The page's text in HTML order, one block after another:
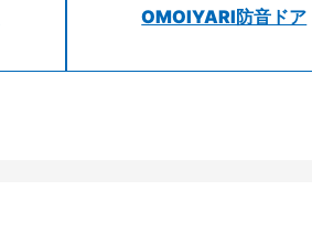
OMOIYARI防音ドア